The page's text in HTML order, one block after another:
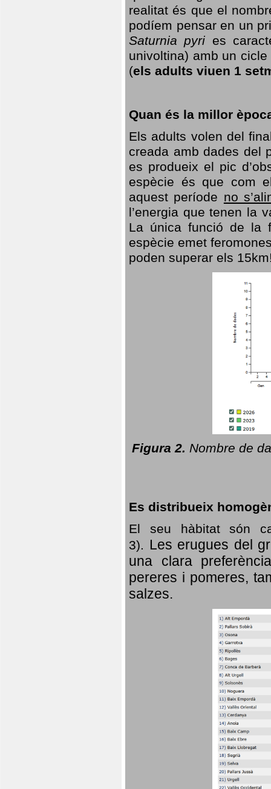
realitat és que el
podíem pensar en un
Saturnia pyri es
univoltina) amb un
(els adults viuen 1
Quan és la millor
Els adults volen del
creada amb dades del
es produeix el pic
espècie és que com
aquest període no
l’energia que tenen la
La única funció de la
espècie emet
poden superar els
Figura 2. Nombre de
Es distribueix
El seu hàbitat són
3). Les erugues del
una clara
pereres i pomeres,
salzes.